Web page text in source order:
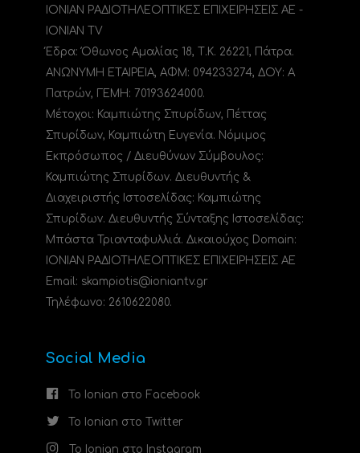
ΙΟΝΙΑΝ ΡΑΔΙΟΤΗΛΕΟΠΤΙΚΕΣ ΕΠΙΧΕΙΡΗΣΕΙΣ ΑΕ -
IONIAN TV
Έδρα: Όθωνος Αμαλίας 18, Τ.Κ. 26221, Πάτρα.
ΑΝΩΝΥΜΗ ΕΤΑΙΡΕΙΑ, ΑΦΜ: 094233274, ΔΟΥ: A
Πατρών, ΓΕΜΗ: 70193624000.
Μέτοχοι: Καμπιώτης Σπυρίδων, Πέττας
Σπυρίδων, Καμπιώτη Ευγενία. Νόμιμος
Εκπρόσωπος / Διευθύνων Σύμβουλος:
Καμπιώτης Σπυρίδων. Διευθυντής &
Διαχειριστής Ιστοσελίδας: Καμπιώτης
Σπυρίδων. Διευθυντής Σύνταξης Ιστοσελίδας:
Μπάστα Τριανταφυλλιά. Δικαιούχος Domain:
ΙΟΝΙΑΝ ΡΑΔΙΟΤΗΛΕΟΠΤΙΚΕΣ ΕΠΙΧΕΙΡΗΣΕΙΣ ΑΕ
Email: skampiotis@ioniantv.gr
Τηλέφωνο: 2610622080.
Social Media
Το Ionian στο Facebook
Το Ionian στο Twitter
Το Ionian στο Instagram